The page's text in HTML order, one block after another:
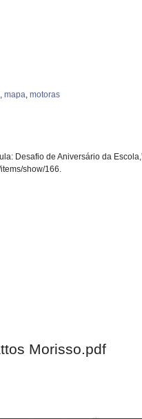
,mapa,motoras
Desafio de Aniversário da
show/166.
Morisso.pdf